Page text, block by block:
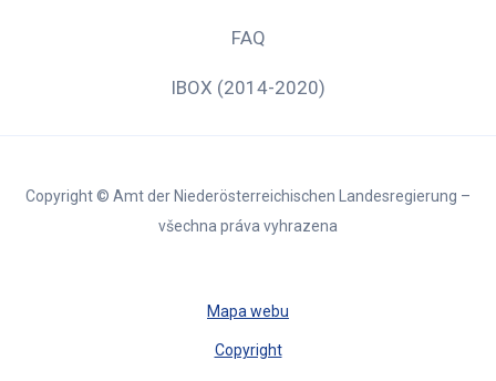
FAQ
IBOX (2014-2020)
Copyright © Amt der Niederösterreichischen Landesregierung –
všechna práva vyhrazena
Mapa webu
Copyright